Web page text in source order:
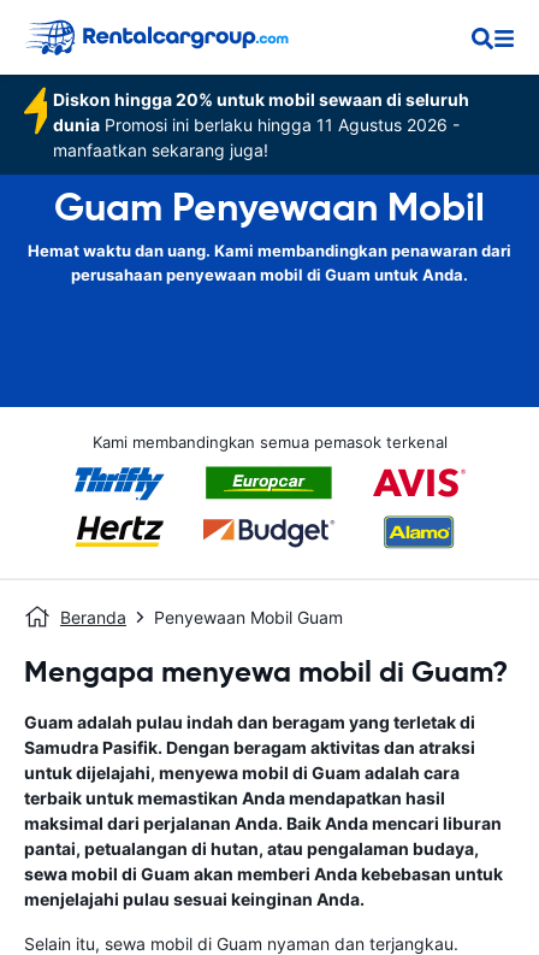
Diskon hingga 20% untuk mobil sewaan di seluruh
dunia Promosi ini berlaku hingga 11 Agustus 2026 -
manfaatkan sekarang juga!
Guam Penyewaan Mobil
Hemat waktu dan uang. Kami membandingkan penawaran dari
perusahaan penyewaan mobil di Guam untuk Anda.
Kami membandingkan semua pemasok terkenal
Beranda Penyewaan Mobil Guam
Mengapa menyewa mobil di Guam?
Guam adalah pulau indah dan beragam yang terletak di
Samudra Pasifik. Dengan beragam aktivitas dan atraksi
untuk dijelajahi, menyewa mobil di Guam adalah cara
terbaik untuk memastikan Anda mendapatkan hasil
maksimal dari perjalanan Anda. Baik Anda mencari liburan
pantai, petualangan di hutan, atau pengalaman budaya,
sewa mobil di Guam akan memberi Anda kebebasan untuk
menjelajahi pulau sesuai keinginan Anda.
Selain itu, sewa mobil di Guam nyaman dan terjangkau.